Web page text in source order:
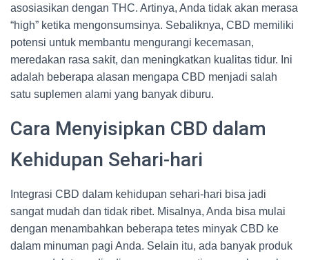
asosiasikan dengan THC. Artinya, Anda tidak akan merasa
“high” ketika mengonsumsinya. Sebaliknya, CBD memiliki
potensi untuk membantu mengurangi kecemasan,
meredakan rasa sakit, dan meningkatkan kualitas tidur. Ini
adalah beberapa alasan mengapa CBD menjadi salah
satu suplemen alami yang banyak diburu.
Cara Menyisipkan CBD dalam
Kehidupan Sehari-hari
Integrasi CBD dalam kehidupan sehari-hari bisa jadi
sangat mudah dan tidak ribet. Misalnya, Anda bisa mulai
dengan menambahkan beberapa tetes minyak CBD ke
dalam minuman pagi Anda. Selain itu, ada banyak produk